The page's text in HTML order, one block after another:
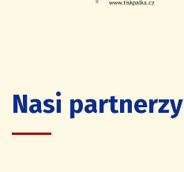
Nasi partnerzy